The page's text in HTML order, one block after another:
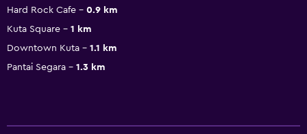
Hard Rock Cafe
0.9 km
Kuta Square
1 km
Downtown Kuta
1.1 km
Pantai Segara
1.3 km